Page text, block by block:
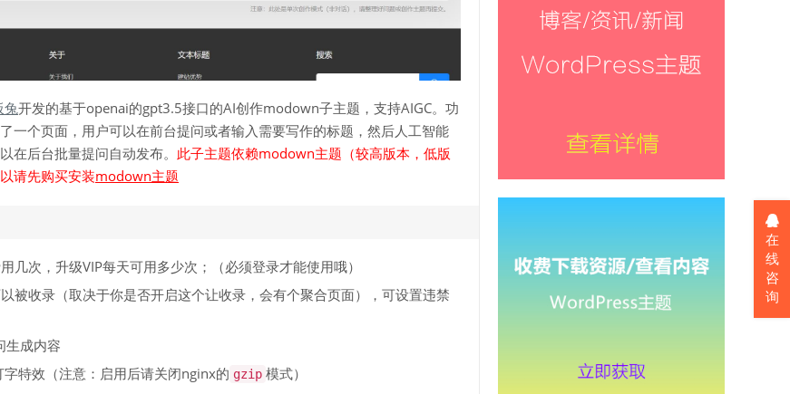
兔开发的基于openai的gpt3.5接口的AI创作modown子主题，支持AIGC。功
一个页面，用户可以在前台提问或者输入需要写作的标题，然后人工智能
在后台批量提问自动发布。 此子主题依赖modown主题（较高版本，低版
请先购买安装modown主题
几次，升级VIP每天可用多少次；（必须登录才能使用哦）
被收录（取决于你是否开启这个让收录，会有个聚合页面），可设置违禁
生成内容
特效（注意：启用后请关闭nginx的 gzip 模式）
在
线
咨
询